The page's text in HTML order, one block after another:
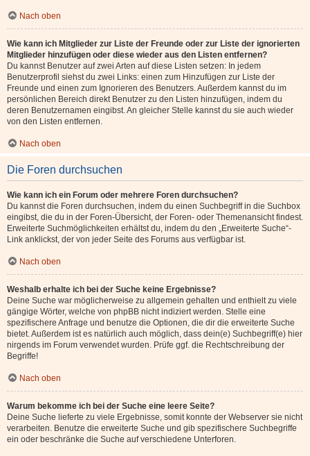
Nach oben
Wie kann ich Mitglieder zur Liste der Freunde oder zur Liste der ignorierten
Mitglieder hinzufügen oder diese wieder aus den Listen entfernen?
Du kannst Benutzer auf zwei Arten auf diese Listen setzen: In jedem
Benutzerprofil siehst du zwei Links: einen zum Hinzufügen zur Liste der
Freunde und einen zum Ignorieren des Benutzers. Außerdem kannst du im
persönlichen Bereich direkt Benutzer zu den Listen hinzufügen, indem du
deren Benutzernamen eingibst. An gleicher Stelle kannst du sie auch wieder
von den Listen entfernen.
Nach oben
Die Foren durchsuchen
Wie kann ich ein Forum oder mehrere Foren durchsuchen?
Du kannst die Foren durchsuchen, indem du einen Suchbegriff in die Suchbox
eingibst, die du in der Foren-Übersicht, der Foren- oder Themenansicht findest.
Erweiterte Suchmöglichkeiten erhältst du, indem du den „Erweiterte Suche“-
Link anklickst, der von jeder Seite des Forums aus verfügbar ist.
Nach oben
Weshalb erhalte ich bei der Suche keine Ergebnisse?
Deine Suche war möglicherweise zu allgemein gehalten und enthielt zu viele
gängige Wörter, welche von phpBB nicht indiziert werden. Stelle eine
spezifischere Anfrage und benutze die Optionen, die dir die erweiterte Suche
bietet. Außerdem ist es natürlich auch möglich, dass dein(e) Suchbegriff(e) hier
nirgends im Forum verwendet wurden. Prüfe ggf. die Rechtschreibung der
Begriffe!
Nach oben
Warum bekomme ich bei der Suche eine leere Seite?
Deine Suche lieferte zu viele Ergebnisse, somit konnte der Webserver sie nicht
verarbeiten. Benutze die erweiterte Suche und gib spezifischere Suchbegriffe
ein oder beschränke die Suche auf verschiedene Unterforen.